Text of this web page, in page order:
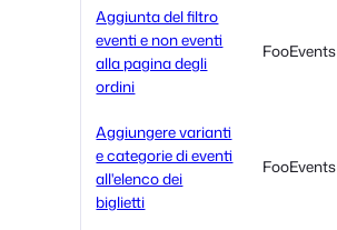
Aggiunta del filtro
eventi e non eventi
alla pagina degli
ordini
FooEvents
Aggiungere varianti
e categorie di eventi
all'elenco dei
biglietti
FooEvents